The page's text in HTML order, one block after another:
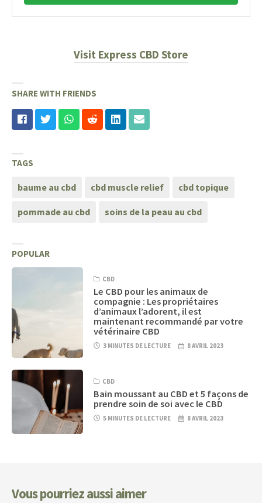
Visit Express CBD Store
SHARE WITH FRIENDS
TAGS
baume au cbd cbd muscle relief cbd topique
pommade au cbd soins de la peau au cbd
POPULAR
CBD
Le CBD pour les animaux de
compagnie : Les propriétaires
d’animaux l’adorent, il est
maintenant recommandé par votre
vétérinaire CBD
3 MINUTES DE LECTURE 8 AVRIL 2023
CBD
Bain moussant au CBD et 5 façons de
prendre soin de soi avec le CBD
5 MINUTES DE LECTURE 8 AVRIL 2023
Vous pourriez aussi aimer